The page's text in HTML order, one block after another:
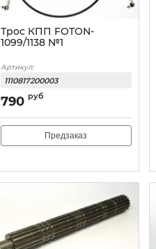
Трос КПП FOTON-
1099/1138 №1
Артикул:
1110817200003
790 руб
Предзаказ